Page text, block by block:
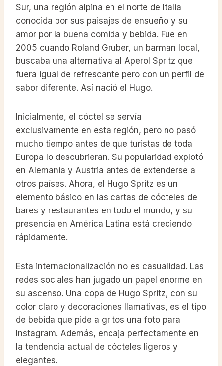
Sur, una región alpina en el norte de Italia
conocida por sus paisajes de ensueño y su
amor por la buena comida y bebida. Fue en
2005 cuando Roland Gruber, un barman local,
buscaba una alternativa al Aperol Spritz que
fuera igual de refrescante pero con un perfil de
sabor diferente. Así nació el Hugo.
Inicialmente, el cóctel se servía
exclusivamente en esta región, pero no pasó
mucho tiempo antes de que turistas de toda
Europa lo descubrieran. Su popularidad explotó
en Alemania y Austria antes de extenderse a
otros países. Ahora, el Hugo Spritz es un
elemento básico en las cartas de cócteles de
bares y restaurantes en todo el mundo, y su
presencia en América Latina está creciendo
rápidamente.
Esta internacionalización no es casualidad. Las
redes sociales han jugado un papel enorme en
su ascenso. Una copa de Hugo Spritz, con su
color claro y decoraciones llamativas, es el tipo
de bebida que pide a gritos una foto para
Instagram. Además, encaja perfectamente en
la tendencia actual de cócteles ligeros y
elegantes.